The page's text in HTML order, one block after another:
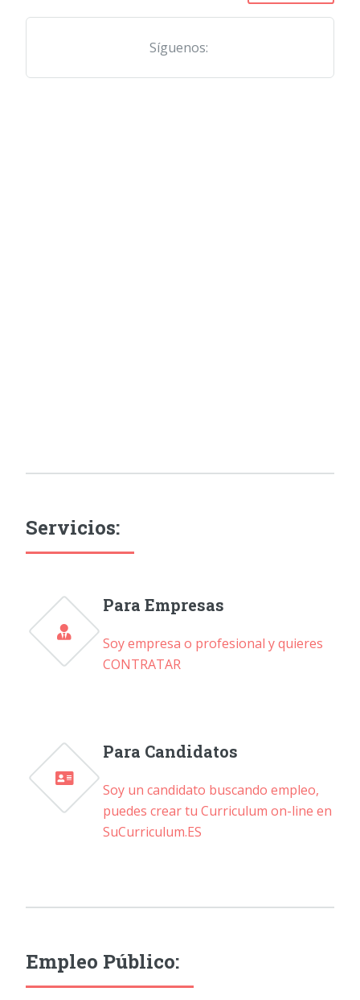
Síguenos:
Servicios:
Para Empresas
Soy empresa o profesional y quieres
CONTRATAR
Para Candidatos
Soy un candidato buscando empleo,
puedes crear tu Curriculum on-line en
SuCurriculum.ES
Empleo Público: